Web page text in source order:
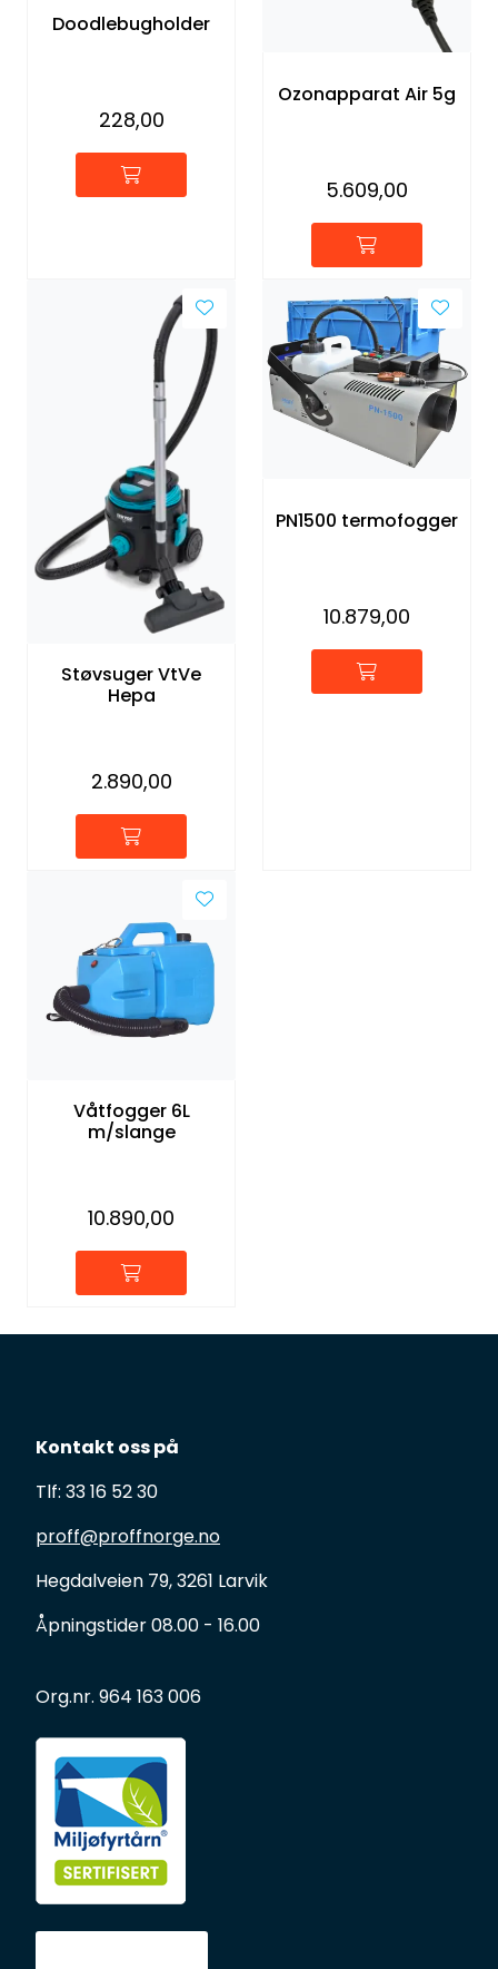
Doodlebugholder
228,00
Ozonapparat Air 5g
5.609,00
Støvsuger VtVe
Hepa
2.890,00
PN1500 termofogger
10.879,00
Våtfogger 6L
m/slange
10.890,00
Kontakt oss på
Tlf: 33 16 52 30
proff@proffnorge.no
Hegdalveien 79, 3261 Larvik
Åpningstider 08.00 - 16.00
Org.nr. 964 163 006